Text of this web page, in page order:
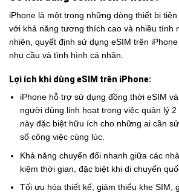
iPhone là một trong những dòng thiết bị tiên
với khả năng tương thích cao và nhiều tính
nhiên, quyết định sử dụng eSIM trên
nhu cầu và tình hình cá nhân.
Lợi ích khi dùng eSIM trên iPhone:
iPhone hỗ trợ sử dụng đồng thời eSIM
người dùng linh hoạt trong việc quản lý
này đặc biệt hữu ích cho những ai cần
số công việc cùng lúc.
Khả năng chuyển đổi nhanh giữa các
kiệm thời gian, đặc biệt khi di chuyển
Tối ưu hóa thiết kế, giảm thiểu khe SIM,